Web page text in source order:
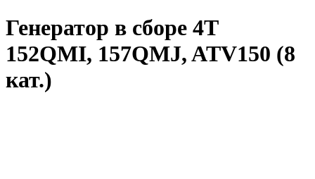
Генератор в сборе 4T
152QMI, 157QMJ, ATV150 (8
кат.)